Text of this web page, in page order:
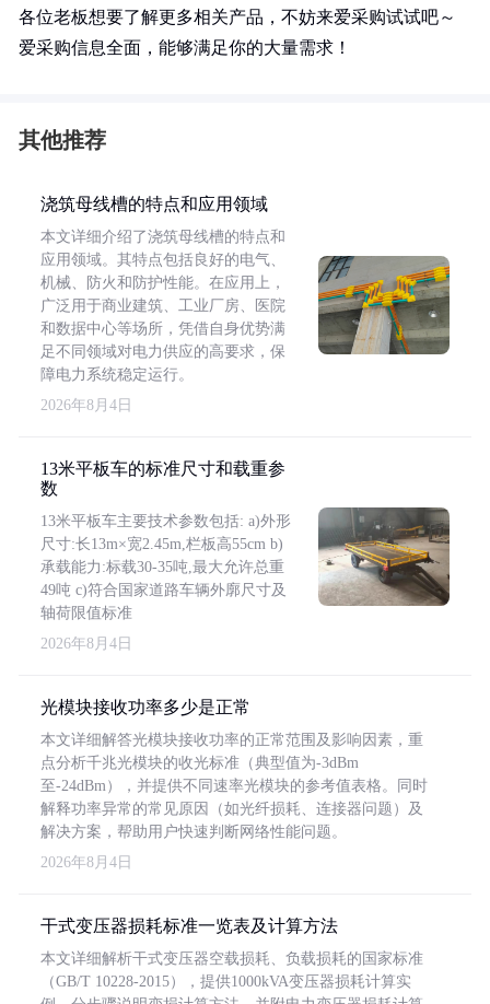
各位老板想要了解更多相关产品，不妨来爱采购试试吧～
爱采购信息全面，能够满足你的大量需求！
其他推荐
浇筑母线槽的特点和应用领域
本文详细介绍了浇筑母线槽的特点和
应用领域。其特点包括良好的电气、
机械、防火和防护性能。在应用上，
广泛用于商业建筑、工业厂房、医院
和数据中心等场所，凭借自身优势满
足不同领域对电力供应的高要求，保
障电力系统稳定运行。
2026年8月4日
13米平板车的标准尺寸和载重参
数
13米平板车主要技术参数包括: a)外形
尺寸:长13m×宽2.45m,栏板高55cm b)
承载能力:标载30-35吨,最大允许总重
49吨 c)符合国家道路车辆外廓尺寸及
轴荷限值标准
2026年8月4日
光模块接收功率多少是正常
本文详细解答光模块接收功率的正常范围及影响因素，重
点分析千兆光模块的收光标准（典型值为-3dBm
至-24dBm），并提供不同速率光模块的参考值表格。同时
解释功率异常的常见原因（如光纤损耗、连接器问题）及
解决方案，帮助用户快速判断网络性能问题。
2026年8月4日
干式变压器损耗标准一览表及计算方法
本文详细解析干式变压器空载损耗、负载损耗的国家标准
（GB/T 10228-2015），提供1000kVA变压器损耗计算实